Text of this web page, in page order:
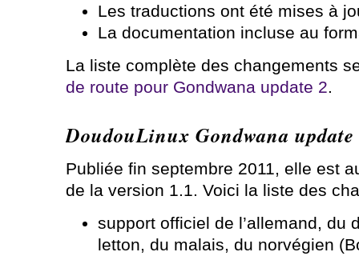
Les traductions ont été mises à
La documentation incluse au
La liste complète des changements
de route pour Gondwana update 2.
DoudouLinux Gondwana update
Publiée fin septembre 2011, elle est
de la version 1.1. Voici la liste des
support officiel de l’allemand, du
letton, du malais, du norvégien